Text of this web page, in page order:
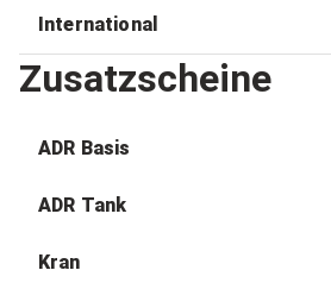
International
Zusatzscheine
ADR Basis
ADR Tank
Kran